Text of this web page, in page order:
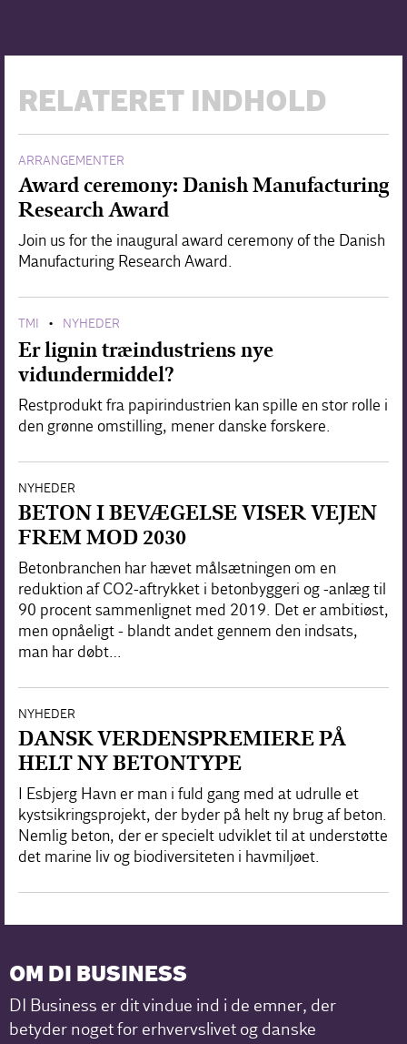
RELATERET INDHOLD
ARRANGEMENTER
Award ceremony: Danish Manufacturing
Research Award
Join us for the inaugural award ceremony of the Danish
Manufacturing Research Award.
TMI • NYHEDER
Er lignin træindustriens nye
vidundermiddel?
Restprodukt fra papirindustrien kan spille en stor rolle i
den grønne omstilling, mener danske forskere.
NYHEDER
BETON I BEVÆGELSE VISER VEJEN
FREM MOD 2030
Betonbranchen har hævet målsætningen om en
reduktion af CO2-aftrykket i betonbyggeri og -anlæg til
90 procent sammenlignet med 2019. Det er ambitiøst,
men opnåeligt - blandt andet gennem den indsats,
man har døbt…
NYHEDER
DANSK VERDENSPREMIERE PÅ
HELT NY BETONTYPE
I Esbjerg Havn er man i fuld gang med at udrulle et
kystsikringsprojekt, der byder på helt ny brug af beton.
Nemlig beton, der er specielt udviklet til at understøtte
det marine liv og biodiversiteten i havmiljøet.
OM DI BUSINESS
DI Business er dit vindue ind i de emner, der
betyder noget for erhvervslivet og danske